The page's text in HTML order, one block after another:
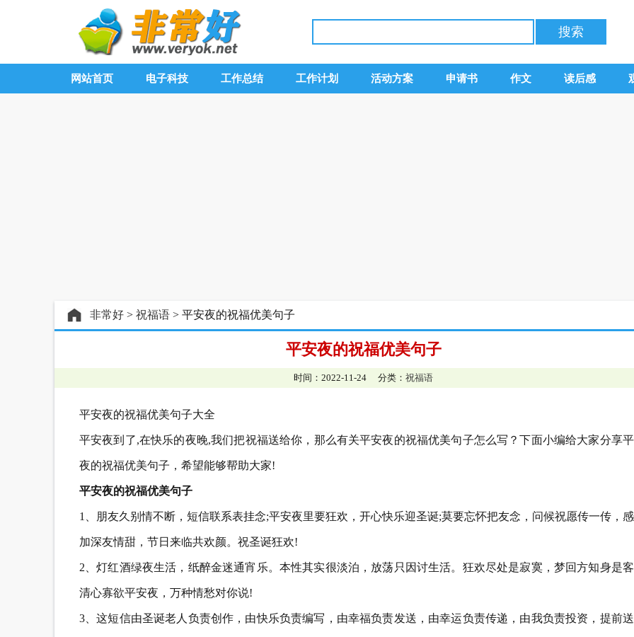
网站首页 电子科技 工作总结 工作计划 活动方案 申请书 作文 读后感
非常好 > 祝福语 > 平安夜的祝福优美句子
平安夜的祝福优美句子
时间：2022-11-24 分类： 祝福语
平安夜的祝福优美句子大全
平安夜到了,在快乐的夜晚,我们把祝福送给你，那么有关平安夜的祝福优美句子怎么写？下面小编给大家分享
夜的祝福优美句子，希望能够帮助大家!
平安夜的祝福优美句子
1、朋友久别情不断，短信联系表挂念;平安夜里要狂欢，开心快乐迎圣诞;莫要忘怀把友念，问候祝愿传一传，
加深友情甜，节日来临共欢颜。祝圣诞狂欢!
2、灯红酒绿夜生活，纸醉金迷通宵乐。本性其实很淡泊，放荡只因讨生活。狂欢尽处是寂寞，梦回方知身是客
清心寡欲平安夜，万种情愁对你说!
3、这短信由圣诞老人负责创作，由快乐负责编写，由幸福负责发送，由幸运负责传递，由我负责投资，提前送